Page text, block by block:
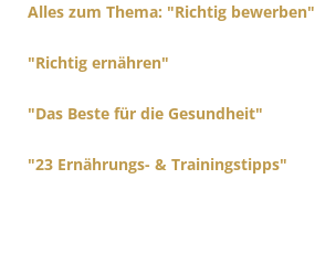
Alles zum Thema: "Richtig bewerben"
"Richtig ernähren"
"Das Beste für die Gesundheit"
"23 Ernährungs- & Trainingstipps"